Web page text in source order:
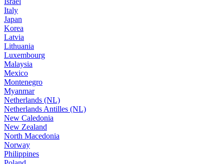
Italy
Japan
Korea
Latvia
Lithuania
Luxembourg
Malaysia
Mexico
Montenegro
Myanmar
Netherlands (NL)
Netherlands Antilles (NL)
New Caledonia
New Zealand
North Macedonia
Norway
Philippines